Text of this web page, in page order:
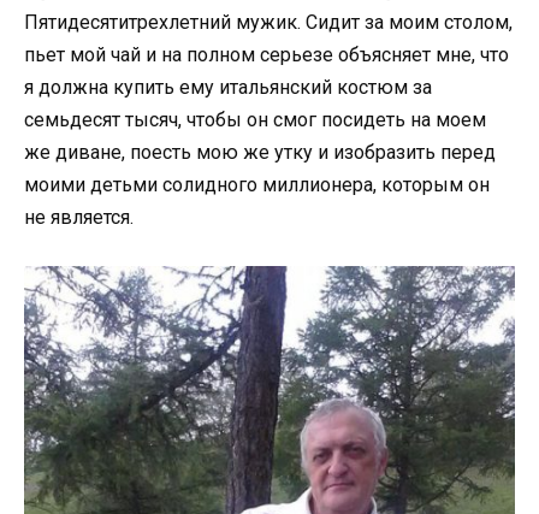
Пятидесятитрехлетний мужик. Сидит за моим столом,
пьет мой чай и на полном серьезе объясняет мне, что
я должна купить ему итальянский костюм за
семьдесят тысяч, чтобы он смог посидеть на моем
же диване, поесть мою же утку и изобразить перед
моими детьми солидного миллионера, которым он
не является.